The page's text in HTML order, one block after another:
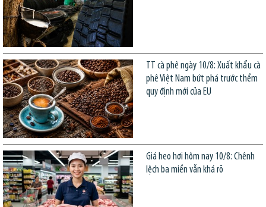
TT cà phê ngày 10/8: Xuất khẩu cà
phê Việt Nam bứt phá trước thềm
quy định mới của EU
Giá heo hơi hôm nay 10/8: Chênh
lệch ba miền vẫn khá rõ